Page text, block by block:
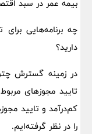
بیمه عمر در سبد
چه برنامه‌هایی
دارید؟
تایید مجوزهای
کم‌درآمد و تایید
را در نظر گرفته‌ایم.